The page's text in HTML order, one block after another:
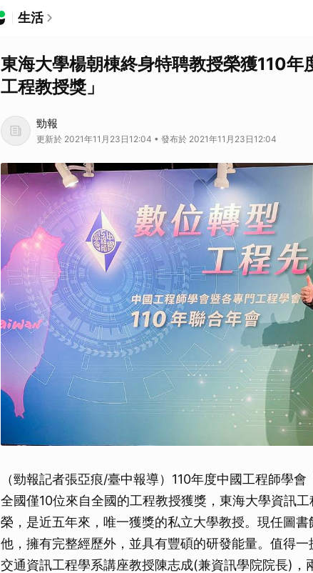
生活
東海大學楊朝棟終身特聘教授榮獲110年
工程教授獎」
勁報
更新於 2021年11月23日12:04 • 發布於 2021年11月23日12:04
（勁報記者張亞痕/臺中報導）110年度中國工程師學
全國僅10位來自全國的工程教授獲獎，東海大學資訊
榮，是近五年來，唯一獲獎的私立大學教授。現任圖
他，擁有完整經歷外，並具有豐碩的研發能量。值得
交通資訊工程學系講座教授陳志成(兼資訊學院院長)，